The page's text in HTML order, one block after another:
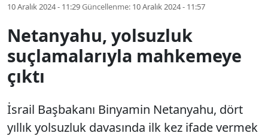
10 Aralık 2024 - 11:29Güncellenme: 10 Aralık 2024 - 11:57
Netanyahu, yolsuzluk
suçlamalarıyla mahkemeye
çıktı
İsrail Başbakanı Binyamin Netanyahu, dört
yıllık yolsuzluk davasında ilk kez ifade vermek